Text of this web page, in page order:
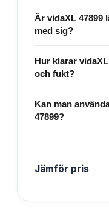
Är vidaXL 47899
med sig?
Hur klarar
och fukt?
Kan man
47899?
Jämför pris